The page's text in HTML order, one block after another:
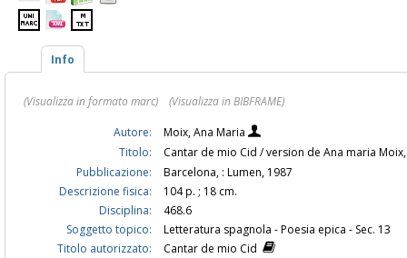
Info
(Visualizza in formato marc)
(Visualizza in BIBFRAME)
Autore:
Moix, Ana Maria
Titolo:
Cantar de mio Cid / version de Ana maria
Pubblicazione:
Barcelona, : Lumen, 1987
Descrizione fisica:
104 p. ; 18 cm.
Disciplina:
468.6
Soggetto topico:
Letteratura spagnola - Poesia epica - Sec. 13
Titolo autorizzato:
Cantar de mio Cid